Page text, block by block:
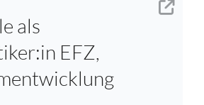
als
EFZ,